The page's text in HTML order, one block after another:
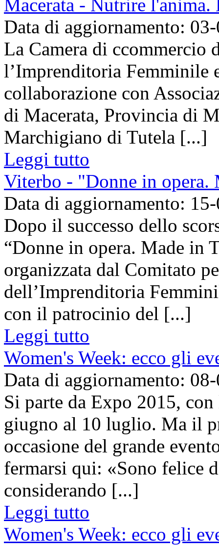
Macerata - Nutrire l'anima.
Data di aggiornamento:
La Camera di ccommercio
l’Imprenditoria Femminile
collaborazione con
di Macerata, Provincia di
Marchigiano di Tutela [...]
Leggi tutto
Viterbo - "Donne in opera.
Data di aggiornamento:
Dopo il successo dello
“Donne in opera. Made in
organizzata dal Comitato
dell’Imprenditoria
con il patrocinio del [...]
Leggi tutto
Women's Week: ecco gli
Data di aggiornamento:
Si parte da Expo 2015, con
giugno al 10 luglio. Ma il
occasione del grande
fermarsi qui: «Sono felice
considerando [...]
Leggi tutto
Women's Week: ecco gli